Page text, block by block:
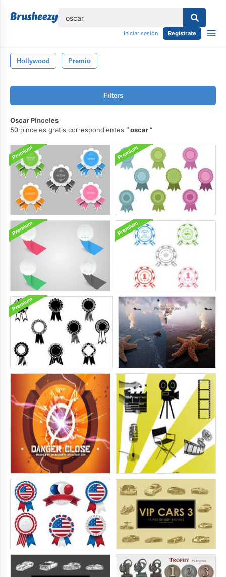
Iniciar sesión Regístrate
Hollywood Premio
Filters
Oscar Pinceles
50 pinceles gratis correspondientes
oscar